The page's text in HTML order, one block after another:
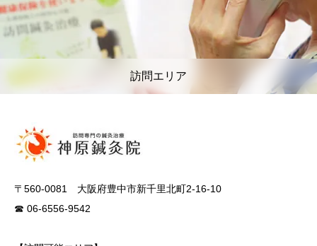
訪問エリア
〒560-0081 大阪府豊中市新千里北町2-16-10
☎ 06-6556-9542